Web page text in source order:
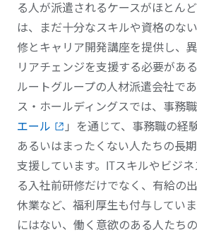
る人が派遣されるケースがほとん
は、まだ十分なスキルや資格のな
修とキャリア開発講座を提供し、
リアチェンジを支援する必要があ
ルートグループの人材派遣会社で
ス・ホールディングスでは、事務
エール
」を通じて、事務職の経
あるいはまったくない人たちの長
支援しています。ITスキルやビジ
る入社前研修だけでなく、有給の
休業など、福利厚生も付与してい
にはない、働く意欲のある人たち